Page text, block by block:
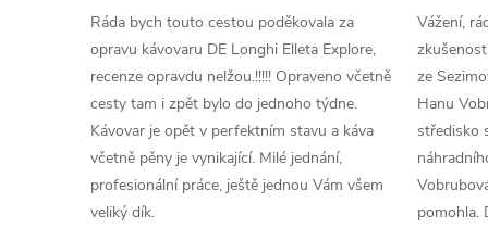
Ráda bych touto cestou poděkovala za
opravu kávovaru DE Longhi Elleta Explore,
recenze opravdu nelžou.!!!!! Opraveno včetně
cesty tam i zpět bylo do jednoho týdne.
Kávovar je opět v perfektním stavu a káva
včetně pěny je vynikající. Milé jednání,
profesionální práce, ještě jednou Vám všem
veliký dík.
Vážení,
ze
Hanu
středisko
pomohla.